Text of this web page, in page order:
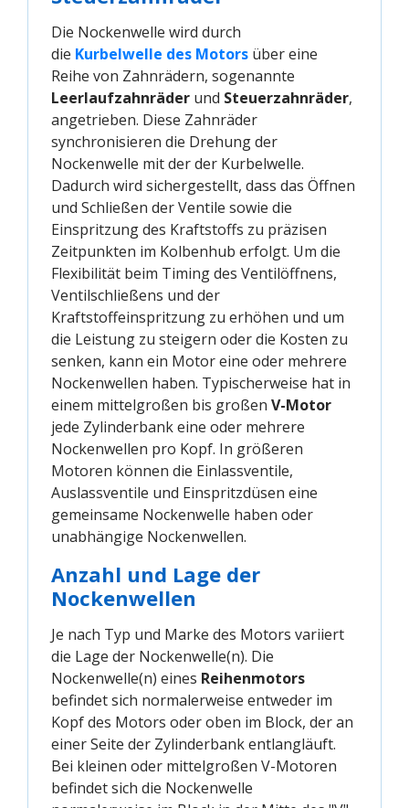
Die Nockenwelle wird durch
die Kurbelwelle des Motors über eine
Reihe von Zahnrädern, sogenannte
Leerlaufzahnräder und Steuerzahnräder,
angetrieben. Diese Zahnräder
synchronisieren die Drehung der
Nockenwelle mit der der Kurbelwelle.
Dadurch wird sichergestellt, dass das Öffnen
und Schließen der Ventile sowie die
Einspritzung des Kraftstoffs zu präzisen
Zeitpunkten im Kolbenhub erfolgt. Um die
Flexibilität beim Timing des Ventilöffnens,
Ventilschließens und der
Kraftstoffeinspritzung zu erhöhen und um
die Leistung zu steigern oder die Kosten zu
senken, kann ein Motor eine oder mehrere
Nockenwellen haben. Typischerweise hat in
einem mittelgroßen bis großen V-Motor
jede Zylinderbank eine oder mehrere
Nockenwellen pro Kopf. In größeren
Motoren können die Einlassventile,
Auslassventile und Einspritzdüsen eine
gemeinsame Nockenwelle haben oder
unabhängige Nockenwellen.
Anzahl und Lage der
Nockenwellen
Je nach Typ und Marke des Motors variiert
die Lage der Nockenwelle(n). Die
Nockenwelle(n) eines Reihenmotors
befindet sich normalerweise entweder im
Kopf des Motors oder oben im Block, der an
einer Seite der Zylinderbank entlangläuft.
Bei kleinen oder mittelgroßen V-Motoren
befindet sich die Nockenwelle